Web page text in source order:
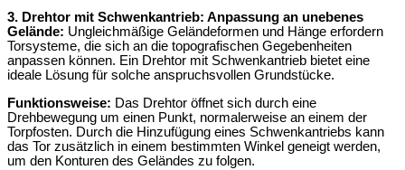
3. Drehtor mit Schwenkantrieb: Anpassung an unebenes
Gelände: Ungleichmäßige Geländeformen und Hänge erfordern
Torsysteme, die sich an die topografischen Gegebenheiten
anpassen können. Ein Drehtor mit Schwenkantrieb bietet eine
ideale Lösung für solche anspruchsvollen Grundstücke.
Funktionsweise: Das Drehtor öffnet sich durch eine
Drehbewegung um einen Punkt, normalerweise an einem der
Torpfosten. Durch die Hinzufügung eines Schwenkantriebs kann
das Tor zusätzlich in einem bestimmten Winkel geneigt werden,
um den Konturen des Geländes zu folgen.